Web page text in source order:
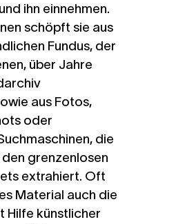
ihn einnehmen.
schöpft sie aus
Fundus, der
über Jahre
aus Fotos,
oder
die
grenzenlosen
extrahiert. Oft
Material auch die
Hilfe künstlicher